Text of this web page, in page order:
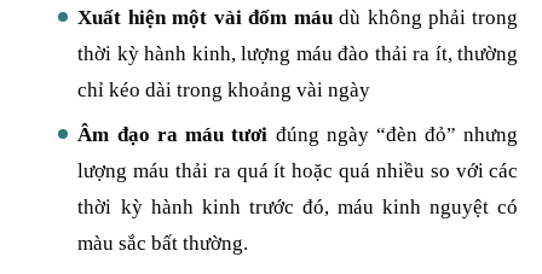
Xuất hiện một vài đốm máudù không phải trong
thời kỳ hành kinh, lượng máu đào thải ra ít, thường
chỉ kéo dài trong khoảng vài ngày
Âm đạo ra máu tươi đúng ngày “đèn đỏ” nhưng
lượng máu thải ra quá ít hoặc quá nhiều so với các
thời kỳ hành kinh trước đó, máu kinh nguyệt có
màu sắc bất thường.